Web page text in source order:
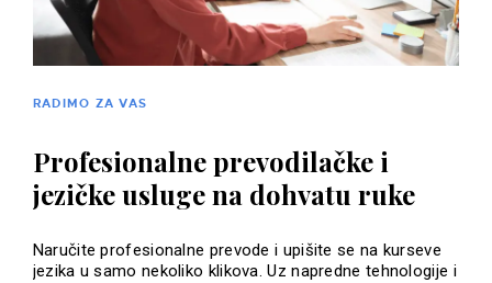
RADIMO ZA VAS
Profesionalne prevodilačke i
jezičke usluge na dohvatu ruke
Naručite profesionalne prevode i upišite se na kurseve
jezika u samo nekoliko klikova. Uz napredne tehnologije i